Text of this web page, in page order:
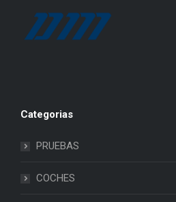
Categorias
PRUEBAS
COCHES